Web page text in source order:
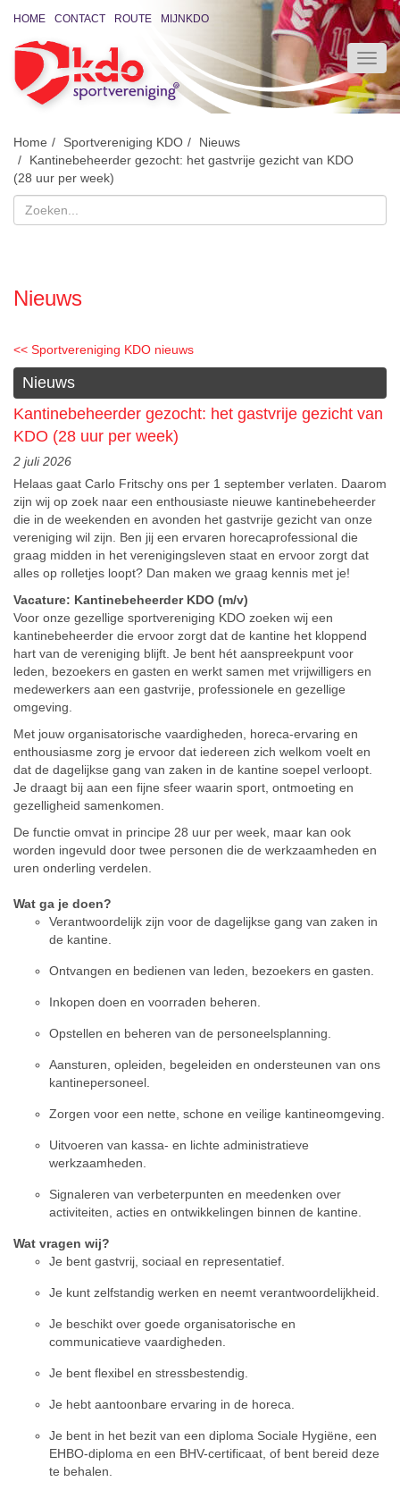
HOME CONTACT ROUTE MIJNKDO
Home Sportvereniging KDO
Nieuws
Kantinebeheerder gezocht: het gastvrije gezicht van KDO
(28 uur per week)
Nieuws
<< Sportvereniging KDO nieuws
Nieuws
Kantinebeheerder gezocht: het gastvrije gezicht van
KDO (28 uur per week)
2 juli 2026
Helaas gaat Carlo Fritschy ons per 1 september verlaten. Daarom
zijn wij op zoek naar een enthousiaste nieuwe kantinebeheerder
die in de weekenden en avonden het gastvrije gezicht van onze
vereniging wil zijn. Ben jij een ervaren horecaprofessional die
graag midden in het verenigingsleven staat en ervoor zorgt dat
alles op rolletjes loopt? Dan maken we graag kennis met je!
Vacature: Kantinebeheerder KDO (m/v)
Voor onze gezellige sportvereniging KDO zoeken wij een
kantinebeheerder die ervoor zorgt dat de kantine het kloppend
hart van de vereniging blijft. Je bent hét aanspreekpunt voor
leden, bezoekers en gasten en werkt samen met vrijwilligers en
medewerkers aan een gastvrije, professionele en gezellige
omgeving.
Met jouw organisatorische vaardigheden, horeca-ervaring en
enthousiasme zorg je ervoor dat iedereen zich welkom voelt en
dat de dagelijkse gang van zaken in de kantine soepel verloopt.
Je draagt bij aan een fijne sfeer waarin sport, ontmoeting en
gezelligheid samenkomen.
De functie omvat in principe 28 uur per week, maar kan ook
worden ingevuld door twee personen die de werkzaamheden en
uren onderling verdelen.
Wat ga je doen?
Verantwoordelijk zijn voor de dagelijkse gang van zaken in
de kantine.
Ontvangen en bedienen van leden, bezoekers en gasten.
Inkopen doen en voorraden beheren.
Opstellen en beheren van de personeelsplanning.
Aansturen, opleiden, begeleiden en ondersteunen van ons
kantinepersoneel.
Zorgen voor een nette, schone en veilige kantineomgeving.
Uitvoeren van kassa- en lichte administratieve
werkzaamheden.
Signaleren van verbeterpunten en meedenken over
activiteiten, acties en ontwikkelingen binnen de kantine.
Wat vragen wij?
Je bent gastvrij, sociaal en representatief.
Je kunt zelfstandig werken en neemt verantwoordelijkheid.
Je beschikt over goede organisatorische en
communicatieve vaardigheden.
Je bent flexibel en stressbestendig.
Je hebt aantoonbare ervaring in de horeca.
Je bent in het bezit van een diploma Sociale Hygiëne, een
EHBO-diploma en een BHV-certificaat, of bent bereid deze
te behalen.